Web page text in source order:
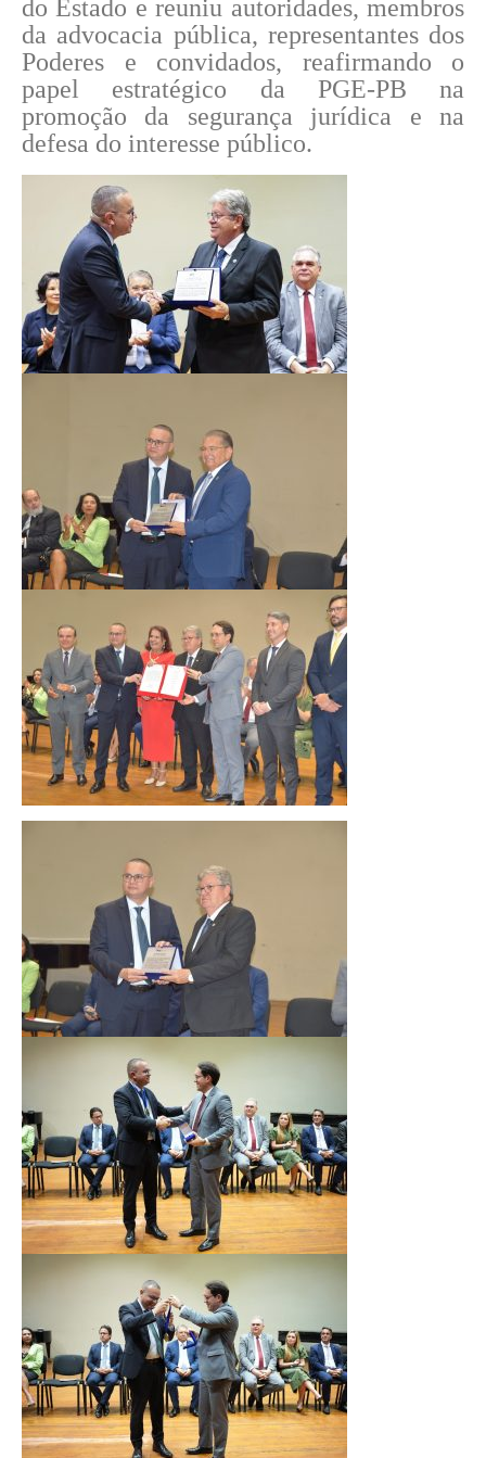
do Estado e reuniu autoridades, membros
da advocacia pública, representantes dos
Poderes e convidados, reafirmando o
papel estratégico da PGE-PB na
promoção da segurança jurídica e na
defesa do interesse público.